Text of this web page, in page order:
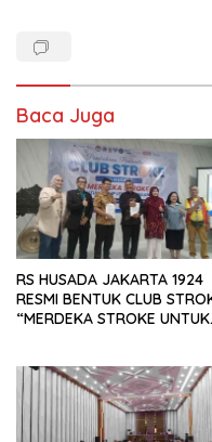
Baca Juga
RS HUSADA JAKARTA 1924
RESMI BENTUK CLUB
“MERDEKA STROKE UNTUK